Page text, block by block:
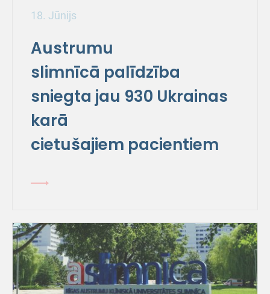
18. Jūnijs
Austrumu
slimnīcā palīdzība
sniegta jau 930 Ukrainas
karā
cietušajiem pacientiem